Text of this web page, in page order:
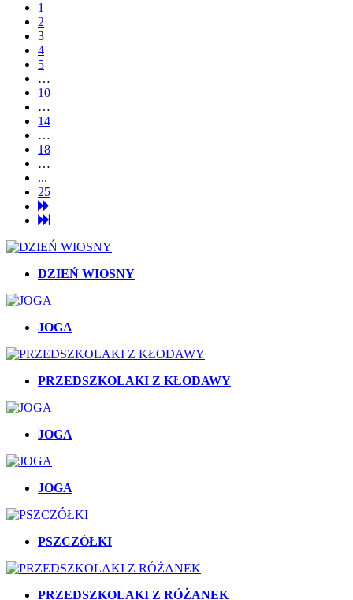
1
2
3
4
5
…
10
…
14
…
18
…
...
25
DZIEŃ WIOSNY
JOGA
PRZEDSZKOLAKI Z KŁODAWY
JOGA
JOGA
PSZCZÓŁKI
PRZEDSZKOLAKI Z RÓŻANEK